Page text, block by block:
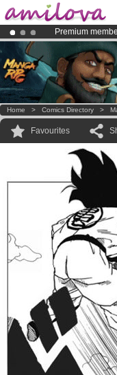
Premium
Amilova
Already 100000
Home > Comics Directory >
Favourites